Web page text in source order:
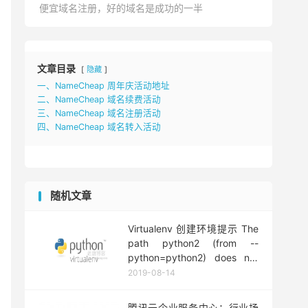
便宜域名注册，好的域名是成功的一半
文章目录 隐藏
一、NameCheap 周年庆活动地址
二、NameCheap 域名续费活动
三、NameCheap 域名注册活动
四、NameCheap 域名转入活动
随机文章
Virtualenv 创建环境提示 The
path python2 (from --
python=python2) does not
exist 的解决方法
2019-08-14